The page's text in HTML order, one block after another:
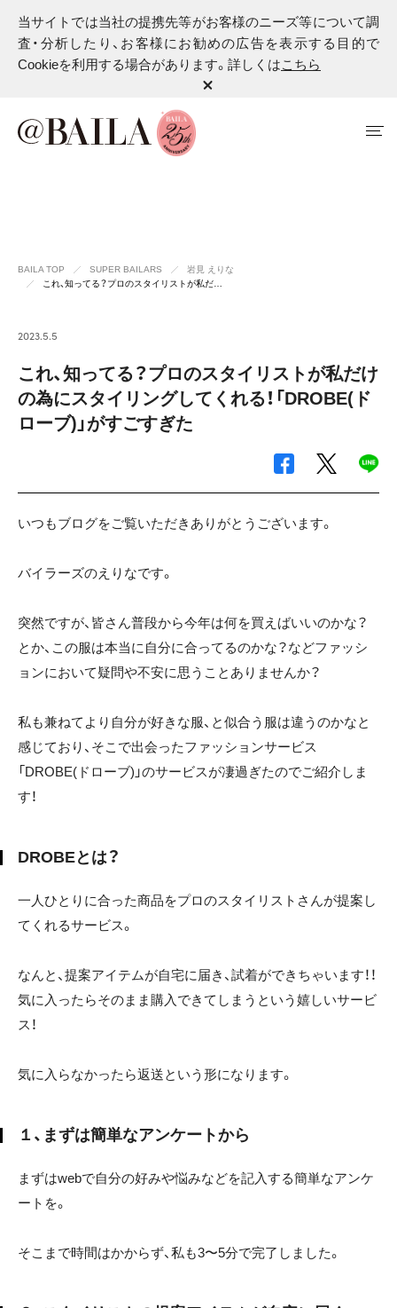
当サイトでは当社の提携先等がお客様のニーズ等について調
査・分析したり、お客様にお勧めの広告を表示する目的で
Cookieを利用する場合があります。詳しくはこちら
BAILA TOP SUPER BAILARS
岩見 えりな
これ、知ってる？プロのスタイリストが私だ…
2023.5.5
これ、知ってる？プロのスタイリストが私だけ
の為にスタイリングしてくれる！「DROBE(ド
ローブ)」がすごすぎた
いつもブログをご覧いただきありがとうございます。
バイラーズのえりなです。
突然ですが、皆さん普段から今年は何を買えばいいのかな？
とか、この服は本当に自分に合ってるのかな？などファッシ
ョンにおいて疑問や不安に思うことありませんか？
私も兼ねてより自分が好きな服、と似合う服は違うのかなと
感じており、そこで出会ったファッションサービス
「DROBE(ドローブ)」のサービスが凄過ぎたのでご紹介しま
す！
DROBEとは？
一人ひとりに合った商品をプロのスタイリストさんが提案し
てくれるサービス。
なんと、提案アイテムが自宅に届き、試着ができちゃいます！！
気に入ったらそのまま購入できてしまうという嬉しいサービ
ス！
気に入らなかったら返送という形になります。
１、まずは簡単なアンケートから
まずはwebで自分の好みや悩みなどを記入する簡単なアンケ
ートを。
そこまで時間はかからず、私も3〜5分で完了しました。